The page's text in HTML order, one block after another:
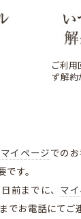
ご利用
ず解約
マイページでの
す。
前までに、 マ
でお電話にてご